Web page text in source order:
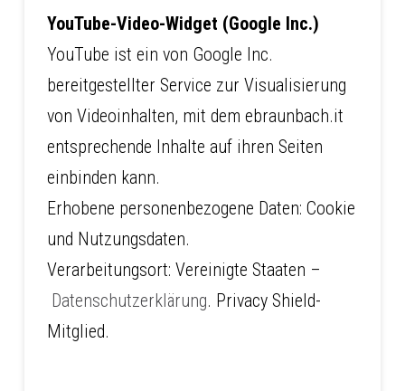
YouTube-Video-Widget (Google Inc.)
YouTube ist ein von Google Inc.
bereitgestellter Service zur Visualisierung
von Videoinhalten, mit dem ebraunbach.it
entsprechende Inhalte auf ihren Seiten
einbinden kann.
Erhobene personenbezogene Daten: Cookie
und Nutzungsdaten.
Verarbeitungsort: Vereinigte Staaten –
Datenschutzerklärung. Privacy Shield-
Mitglied.